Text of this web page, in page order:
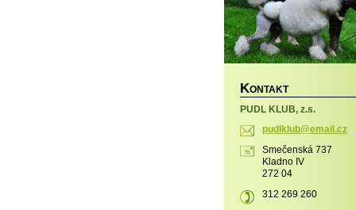
KONTAKT
PUDL KLUB, z.s.
pudlklub@email.cz
Smečenská 737
Kladno IV
272 04
312 269 260